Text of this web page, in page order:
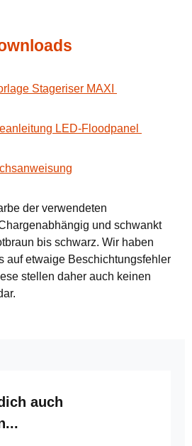
Stageriser MAXI
LED-Floodpanel
der verwendeten
und schwankt
bis schwarz. Wir haben
auf etwaige Beschichtungsfehler
stellen daher auch keinen
auch